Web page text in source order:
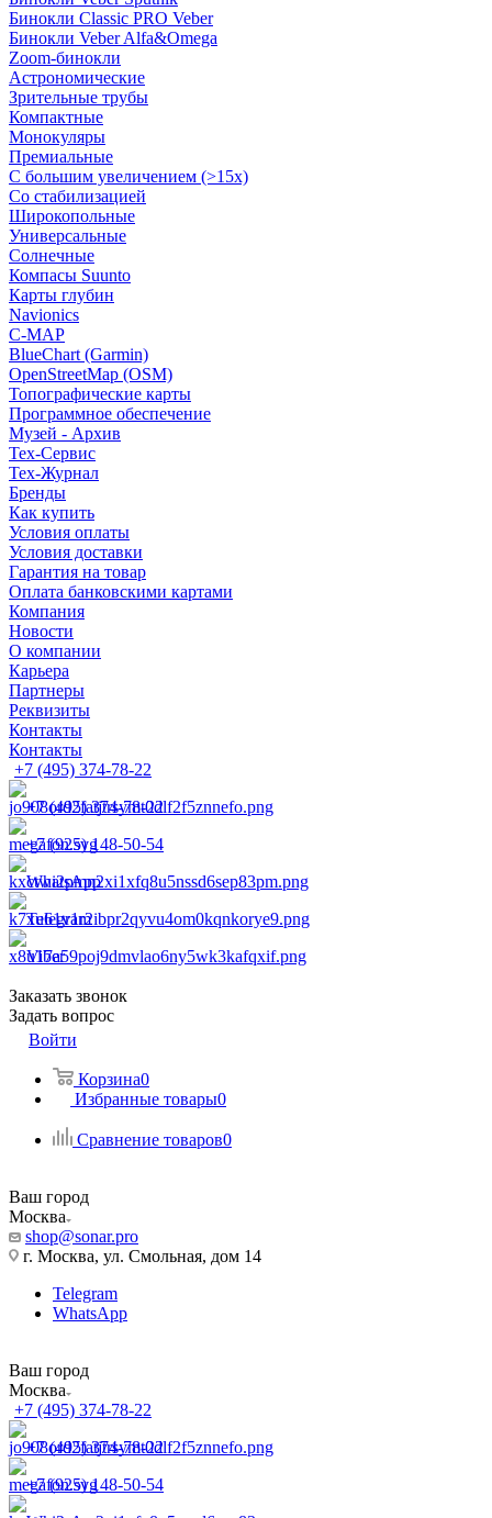
Бинокли Classic PRO Veber
Бинокли Veber Alfa&Omega
Zoom-бинокли
Астрономические
Зрительные трубы
Компактные
Монокуляры
Премиальные
С большим увеличением (>15x)
Со стабилизацией
Широкопольные
Универсальные
Солнечные
Компасы Suunto
Карты глубин
Navionics
C-MAP
BlueChart (Garmin)
OpenStreetMap (OSM)
Топографические карты
Программное обеспечение
Музей - Архив
Tex-Сервис
Тех-Журнал
Бренды
Как купить
Условия оплаты
Условия доставки
Гарантия на товар
Оплата банковскими картами
Компания
Новости
О компании
Карьера
Партнеры
Реквизиты
Контакты
Контакты
+7 (495) 374-78-22
+7 (495) 374-78-22
+7 (925) 148-50-54
WhatsApp
Telegram
Viber
Заказать звонок
Задать вопрос
Войти
Корзина0
Избранные товары0
Сравнение товаров0
Ваш город
Москва
shop@sonar.pro
г. Москва, ул. Смольная, дом 14
Telegram
WhatsApp
Ваш город
Москва
+7 (495) 374-78-22
+7 (495) 374-78-22
+7 (925) 148-50-54